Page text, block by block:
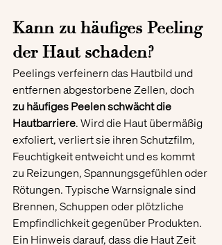
Kann zu häufiges Peeling
der Haut schaden?
Peelings verfeinern das Hautbild und
entfernen abgestorbene Zellen, doch
zu häufiges Peelen schwächt die
Hautbarriere. Wird die Haut übermäßig
exfoliert, verliert sie ihren Schutzfilm,
Feuchtigkeit entweicht und es kommt
zu Reizungen, Spannungsgefühlen oder
Rötungen. Typische Warnsignale sind
Brennen, Schuppen oder plötzliche
Empfindlichkeit gegenüber Produkten.
Ein Hinweis darauf, dass die Haut Zeit